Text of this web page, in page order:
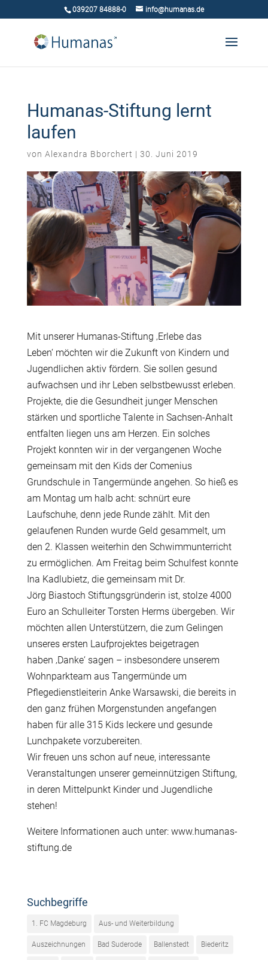
039207 84888-0 info@humanas.de
Humanas-Stiftung lernt
laufen
von Alexandra Bborchert | 30. Juni 2019
Mit unserer Humanas-Stiftung ‚Erlebe das
Leben‘ möchten wir die Zukunft von Kindern und
Jugendlichen aktiv fördern. Sie sollen gesund
aufwachsen und ihr Leben selbstbewusst erleben.
Projekte, die die Gesundheit junger Menschen
stärken und sportliche Talente in Sachsen-Anhalt
entfalten liegen uns am Herzen. Ein solches
Projekt konnten wir in der vergangenen Woche
gemeinsam mit den Kids der Comenius
Grundschule in Tangermünde angehen. So hieß es
am Montag um halb acht: schnürt eure
Laufschuhe, denn jede Runde zählt. Mit den
gelaufenen Runden wurde Geld gesammelt, um
den 2. Klassen weiterhin den Schwimmunterricht
zu ermöglichen. Am Freitag beim Schulfest konnte
Ina Kadlubietz, die gemeinsam mit Dr.
Jörg Biastoch Stiftungsgründerin ist, stolze 4000
Euro an Schulleiter Torsten Herms übergeben. Wir
möchten allen Unterstützern, die zum Gelingen
unseres ersten Laufprojektes beigetragen
haben ‚Danke‘ sagen – insbesondere unserem
Wohnparkteam aus Tangermünde um
Pflegedienstleiterin Anke Warsawski, die bereits in
den ganz frühen Morgenstunden angefangen
haben für alle 315 Kids leckere und gesunde
Lunchpakete vorzubereiten.
Wir freuen uns schon auf neue, interessante
Veranstaltungen unserer gemeinnützigen Stiftung,
in deren Mittelpunkt Kinder und Jugendliche
stehen!
Weitere Informationen auch unter: www.humanas-
stiftung.de
Suchbegriffe
1. FC Magdeburg Aus- und Weiterbildung
Auszeichnungen Bad Suderode Ballenstedt Biederitz